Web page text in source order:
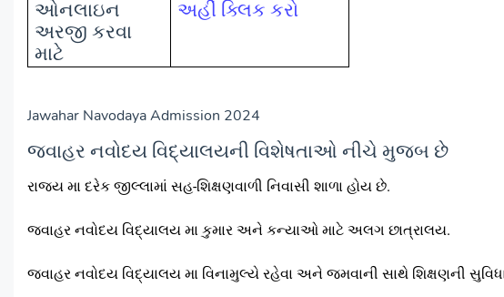
ઓનલાઇન
અરજી કરવા
માટે
અહીં ક્લિક કરો
Jawahar Navodaya Admission 2024
જવાહર નવોદય વિદ્યાલયની વિશેષતાઓ નીચે મુજબ છે
રાજ્ય મા દરેક જીલ્લામાં સહ-શિક્ષણવાળી નિવાસી શાળા હોય છે.
જવાહર નવોદય વિદ્યાલય મા કુમાર અને કન્યાઓ માટે અલગ છાત્રાલય.
જવાહર નવોદય વિદ્યાલય મા વિનામુલ્યે રહેવા અને જમવાની સાથે શિક્ષણની